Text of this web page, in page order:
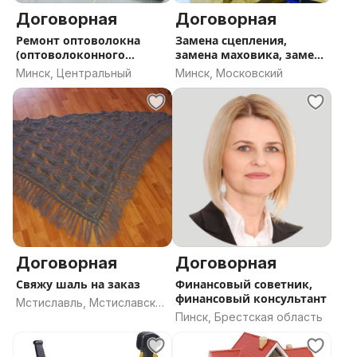
Договорная
Ремонт оптоволокна
(оптоволоконного
кабеля) Минск
Минск, Центральный
Договорная
Замена сцепления,
замена маховика, замена
диска и корзины
сцепления, замена
выжимного подшипника
Минск, Московский
Договорная
Свяжу шаль на заказ
Мстиславль, Мстиславский
Договорная
Финансовый советник,
финансовый консультант
Пинск, Брестская область